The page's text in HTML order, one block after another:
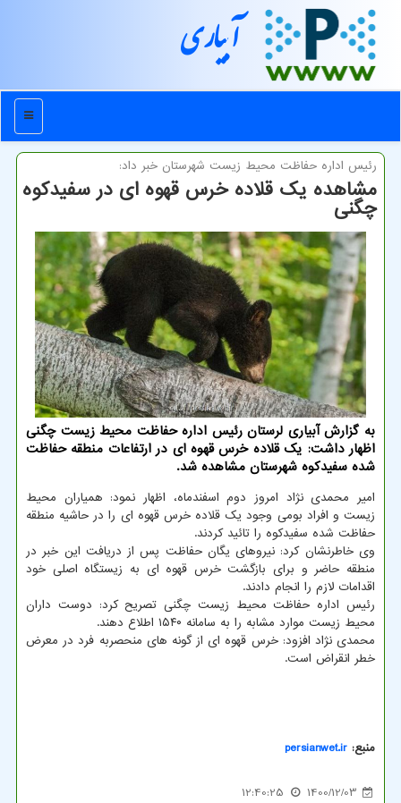
آبیاری
منو
رئیس اداره حفاظت محیط زیست شهرستان خبر داد:
مشاهده یک قلاده خرس قهوه ای در سفیدکوه
چگنی
به گزارش آبیاری لرستان رئیس اداره حفاظت محیط زیست چگنی
اظهار داشت: یک قلاده خرس قهوه ای در ارتفاعات منطقه حفاظت
شده سفیدکوه شهرستان مشاهده شد.
امیر محمدی نژاد امروز دوم اسفندماه، اظهار نمود: همیاران محیط
زیست و افراد بومی وجود یک قلاده خرس قهوه ای را در حاشیه منطقه
حفاظت شده سفیدکوه را تائید کردند.
وی خاطرنشان کرد: نیروهای یگان حفاظت پس از دریافت این خبر در
منطقه حاضر و برای بازگشت خرس قهوه ای به زیستگاه اصلی خود
اقدامات لازم را انجام دادند.
رئیس اداره حفاظت محیط زیست چگنی تصریح کرد: دوست داران
محیط زیست موارد مشابه را به سامانه ۱۵۴۰ اطلاع دهند.
محمدی نژاد افزود: خرس قهوه ای از گونه های منحصربه فرد در معرض
خطر انقراض است.
منبع: persianwet.ir
1400/12/03
12:40:25